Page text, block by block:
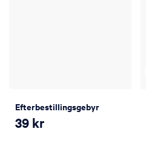
Efterbestillingsgebyr
39 kr